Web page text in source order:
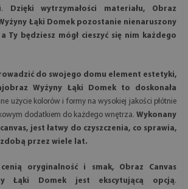
Dzięki wytrzymałości materiału, Obraz
Łąki Domek pozostanie nienaruszony
Ty będziesz mógł cieszyć się nim każdego
do swojego domu element estetyki,
Wyżyny Łąki Domek to doskonała
użycie kolorów i formy na wysokiej jakości płótnie
dodatkiem do każdego wnętrza. Wykonany
jest łatwy do czyszczenia, co sprawia,
przez wiele lat.
oryginalność i smak, Obraz Canvas
Łąki Domek jest ekscytującą opcją.